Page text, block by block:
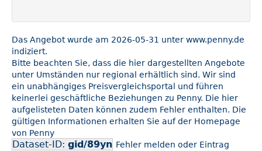
Das Angebot wurde am 2026-05-31 unter www.penny.de
indiziert.
Bitte beachten Sie, dass die hier dargestellten Angebote
unter Umständen nur regional erhältlich sind. Wir sind
ein unabhängiges Preisvergleichsportal und führen
keinerlei geschäftliche Beziehungen zu Penny. Die hier
aufgelisteten Daten können zudem Fehler enthalten. Die
gültigen Informationen erhalten Sie auf der Homepage
von Penny
Dataset-ID: gid/89yn Fehler melden oder Eintrag